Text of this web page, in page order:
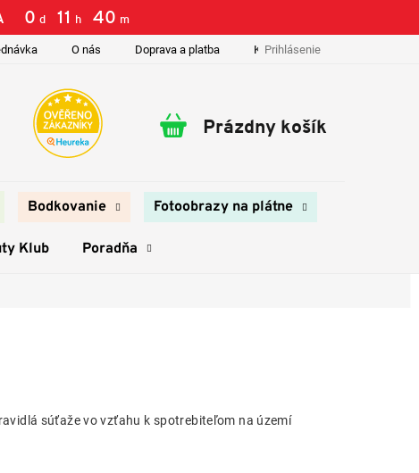
0 d 11 h 40 m
O nás Doprava a platba Kontakty
Prihlásenie
Nákupný
Prázdny košík
Bodkovanie Fotoobrazy na plátne
Klub Poradňa
súťaže vo vzťahu k spotrebiteľom na území